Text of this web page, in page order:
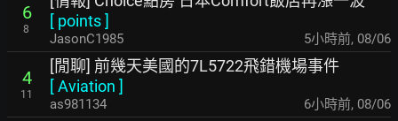
6
8
[ points]
JasonC1985 5小時前, 08/06
4
11
[閒聊] 前幾天美國的7L5722飛錯機場事件
[Aviation ]
as981134 6小時前, 08/06